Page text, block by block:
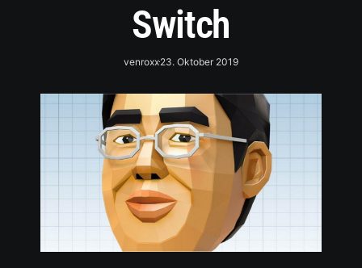
Switch
venroxx23. Oktober 2019